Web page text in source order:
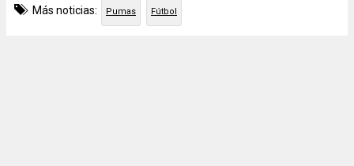
Más noticias: Pumas Fútbol